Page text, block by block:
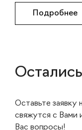
Подробнее
Оставьте заявку
свяжутся с Вами
Вас вопросы!